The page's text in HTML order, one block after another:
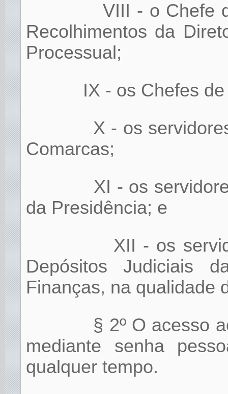
VIII - o Chefe
Recolhimentos da
Processual;
IX - os Chefes
X - os
Comarcas;
XI - os
da Presidência; e
XII - os
Depósitos Judiciais
Finanças, na qualidade
§ 2º O acesso
mediante senha
qualquer tempo.